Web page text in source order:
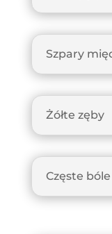
Szpary
Żółte zęby
Częste bóle